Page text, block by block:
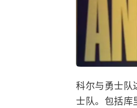
科尔与勇士队
士队。包括库